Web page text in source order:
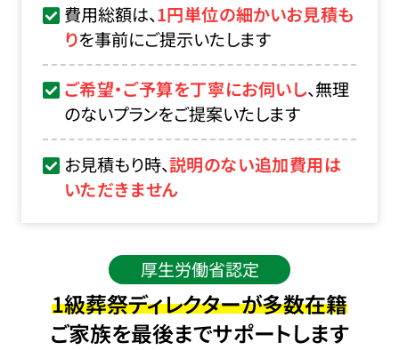
費用総額は、1円単位の細かいお見積も
りを事前にご提示いたします
ご希望・ご予算を丁寧にお伺いし、無理
のないプランをご提案いたします
お見積もり時、説明のない追加費用は
いただきません
厚生労働省認定
1級葬祭ディレクターが多数在籍
ご家族を最後までサポートします